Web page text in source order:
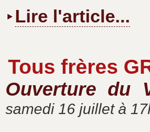
Lire l'article...
Tous frères
Ouverture du
samedi 16 juillet à